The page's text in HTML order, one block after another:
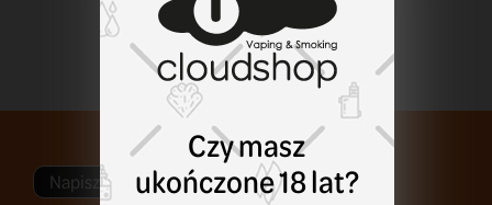
Napisz swoją opinię
Czy masz
ukończone 18 lat?